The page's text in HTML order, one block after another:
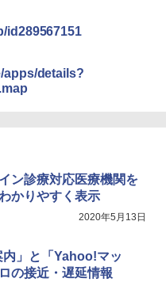
id289567151
apps/details?
ン診療対応医療機関を
かりやすく表示
2020年5月13日
内」と「Yahoo!マッ
の接近・遅延情報